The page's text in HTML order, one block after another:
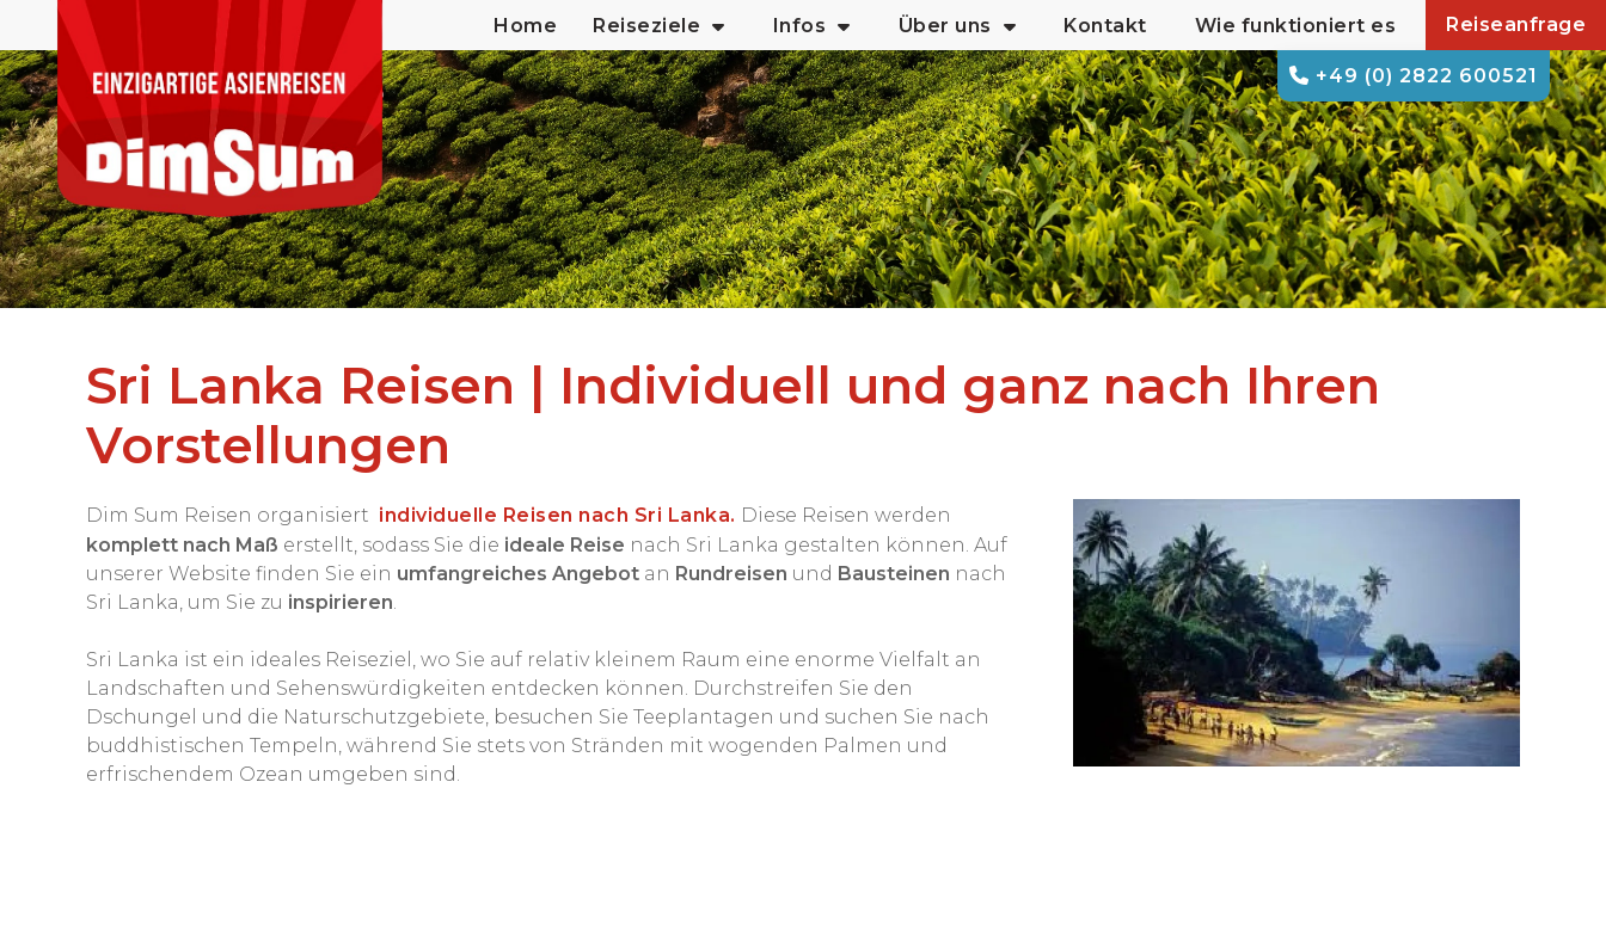
+49 (0) 2822 600521
Home Reiseziele Infos Über uns Kontakt Wie funktioniert es Reiseanfrage
Sri Lanka Reisen | Individuell und ganz nach Ihren
Vorstellungen
Dim Sum Reisen organisiert individuelle Reisen nach Sri Lanka. Diese Reisen werden
komplett nach Maß erstellt, sodass Sie die ideale Reise nach Sri Lanka gestalten können. Auf
unserer Website finden Sie ein umfangreiches Angebot an Rundreisen und Bausteinen nach
Sri Lanka, um Sie zu inspirieren.
Sri Lanka ist ein ideales Reiseziel, wo Sie auf relativ kleinem Raum eine enorme Vielfalt an
Landschaften und Sehenswürdigkeiten entdecken können. Durchstreifen Sie den
Dschungel und die Naturschutzgebiete, besuchen Sie Teeplantagen und suchen Sie nach
buddhistischen Tempeln, während Sie stets von Stränden mit wogenden Palmen und
erfrischendem Ozean umgeben sind.